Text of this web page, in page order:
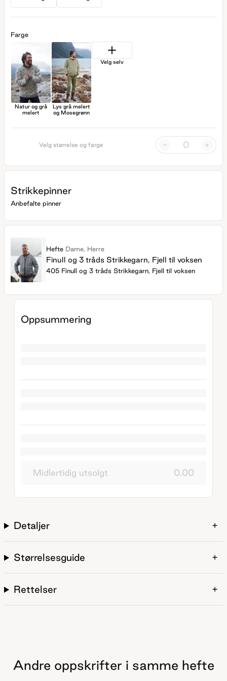
Farge
Natur og grå
melert
Lys grå melert
og Mosegrønn
Velg selv
Velg størrelse og farge - +
Strikkepinner
Anbefalte pinner
Hefte Dame, Herre
Finull og 3 tråds Strikkegarn, Fjell til voksen
405 Finull og 3 tråds Strikkegarn, Fjell til voksen
Oppsummering
Midlertidig utsolgt 0.00
Detaljer
Størrelsesguide
Rettelser
Andre oppskrifter i samme hefte